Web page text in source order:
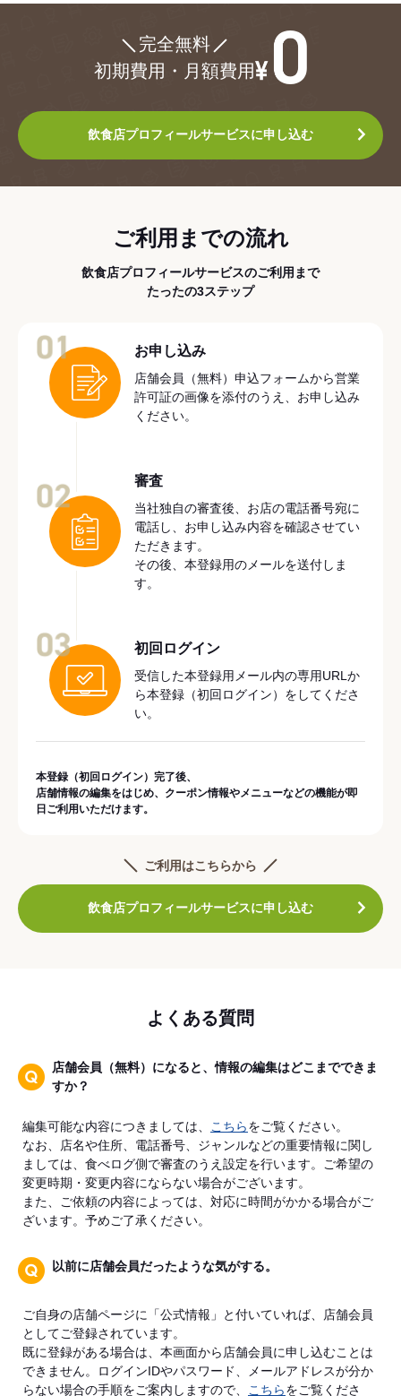
完全無料
初期費用・月額費用
飲食店プロフィールサービスに申し込む
ご利用までの流れ
飲食店プロフィールサービスのご利用まで
たったの3ステップ
お申し込み
店舗会員（無料）申込フォームから営業
許可証の画像を添付のうえ、お申し込み
ください。
審査
当社独自の審査後、お店の電話番号宛に
電話し、お申し込み内容を確認させてい
ただきます。
その後、本登録用のメールを送付しま
す。
初回ログイン
受信した本登録用メール内の専用URLか
ら本登録（初回ログイン）をしてくださ
い。
本登録（初回ログイン）完了後、
店舗情報の編集をはじめ、クーポン情報やメニューなどの機能が即
日ご利用いただけます。
ご利用はこちらから
飲食店プロフィールサービスに申し込む
よくある質問
店舗会員（無料）になると、情報の編集はどこまでできま
すか？
編集可能な内容につきましては、 こちらをご覧ください。
なお、店名や住所、電話番号、ジャンルなどの重要情報に関し
ましては、食べログ側で審査のうえ設定を行います。ご希望の
変更時期・変更内容にならない場合がございます。
また、ご依頼の内容によっては、対応に時間がかかる場合がご
ざいます。予めご了承ください。
以前に店舗会員だったような気がする。
ご自身の店舗ページに「公式情報」と付いていれば、店舗会員
としてご登録されています。
既に登録がある場合は、本画面から店舗会員に申し込むことは
できません。ログインIDやパスワード、メールアドレスが分か
らない場合の手順をご案内しますので、
こちらをご覧くださ